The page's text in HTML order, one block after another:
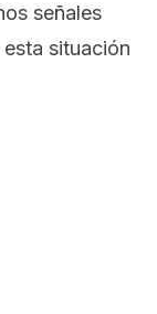
señales
situación